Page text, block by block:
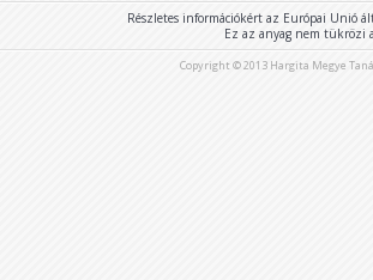
Részletes információkért az Európai Unió
Ez az anyag nem tükrözi
Copyright © 2013 Hargita Megye